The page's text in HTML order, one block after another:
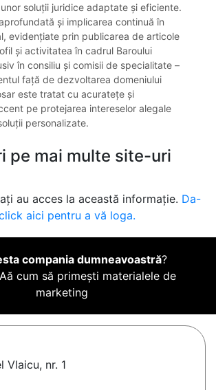
soluții juridice adaptate și eficiente.
și implicarea continuă în
evidențiate prin publicarea de articole
și activitatea în cadrul Baroului
în consiliu și comisii de specialitate –
față de dezvoltarea domeniului
este tratat cu acuratețe și
pe protejarea intereselor alegale
personalizate.
pe mai multe site-uri
au acces la această informație. Da-
aici pentru a vă loga.
compania dumneavoastră?
Aă cum să primești materialele de
marketing
Vlaicu, nr. 1